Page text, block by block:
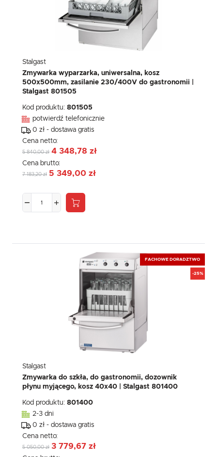
Stalgast
Zmywarka wyparzarka, uniwersalna, kosz
500x500mm, zasilanie 230/400V do gastronomii |
Stalgast 801505
Kod produktu: 801505
potwierdź telefonicznie
0 zł - dostawa gratis
Cena netto:
5 840,00 zł 4 348,78 zł
Cena brutto:
7 183,20 zł 5 349,00 zł
FACHOWE DORADZTWO
-25%
Stalgast
Zmywarka do szkła, do gastronomii, dozownik
płynu myjącego, kosz 40x40 | Stalgast 801400
Kod produktu: 801400
2-3 dni
0 zł - dostawa gratis
Cena netto:
5 050,00 zł 3 779,67 zł